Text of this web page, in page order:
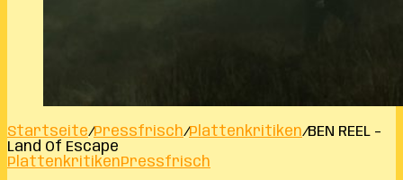
Startseite/Pressfrisch/Plattenkritiken/BEN REEL –
Land Of Escape
PlattenkritikenPressfrisch